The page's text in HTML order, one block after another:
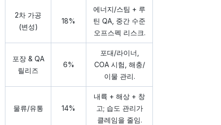
2차 가공
(변성)
18%
에너지/스팀 + 루
틴 QA, 중간 수준
오프스펙 리스크.
포장 & QA
릴리즈
6%
포대/라이너,
COA 시험, 해충/
이물 관리.
물류/유통 14%
내륙 + 해상 + 창
고; 습도 관리가
클레임을 줄임.